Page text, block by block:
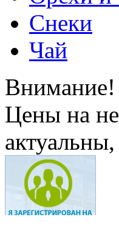
Снеки
Чай
Внимание!
Цены на